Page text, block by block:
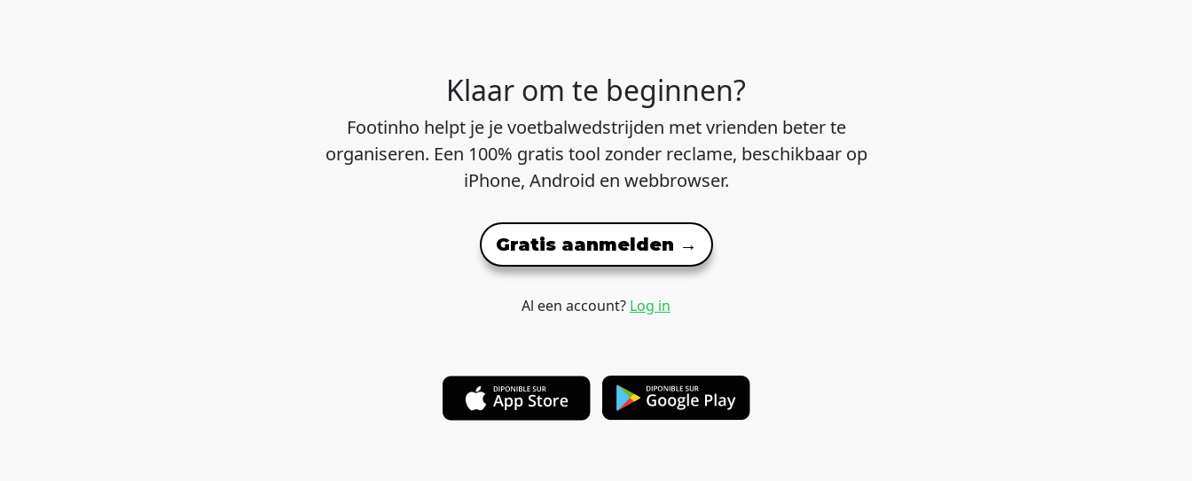
Klaar om te beginnen?
Footinho helpt je je voetbalwedstrijden met vrienden beter te
organiseren. Een 100% gratis tool zonder reclame, beschikbaar op
iPhone, Android en webbrowser.
Gratis aanmelden →
Al een account? Log in